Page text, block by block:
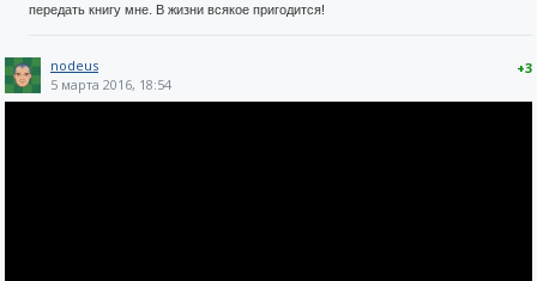
передать книгу мне. В жизни всякое пригодится!
+3
nodeus
5 марта 2016, 18:54